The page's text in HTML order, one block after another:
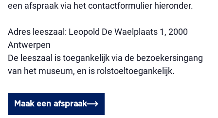
een afspraak via het contactformulier hieronder.
Adres leeszaal: Leopold De Waelplaats 1, 2000
Antwerpen
De leeszaal is toegankelijk via de bezoekersingang
van het museum, en is rolstoeltoegankelijk.
Maak een afspraak